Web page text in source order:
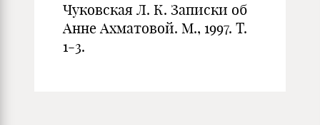
Чуковская Л. К. Записки об
Анне Ахматовой. М., 1997. Т.
1-3.